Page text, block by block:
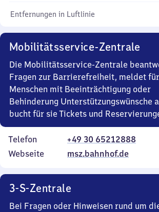
Entfernungen in Luftlinie
Mobilitätsservice-Zentrale
Die Mobilitätsservice-Zentrale
Fragen zur Barrierefreiheit, meldet für
Menschen mit Beeinträchtigung oder
Behinderung Unterstützungswünsche
bucht für sie Tickets und
Telefon
+49 30 65212888
Webseite
msz.bahnhof.de
3-S-Zentrale
Bei Fragen oder Hinweisen rund um